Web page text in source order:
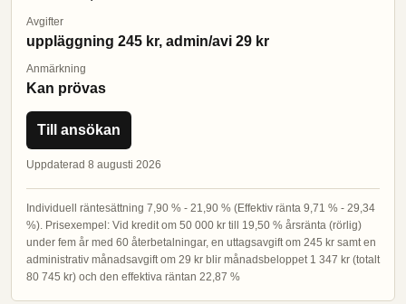
Avgifter
uppläggning 245 kr, admin/avi 29 kr
Anmärkning
Kan prövas
Till ansökan
Uppdaterad 8 augusti 2026
Individuell räntesättning 7,90 % - 21,90 % (Effektiv ränta 9,71 % - 29,34
%). Prisexempel: Vid kredit om 50 000 kr till 19,50 % årsränta (rörlig)
under fem år med 60 återbetalningar, en uttagsavgift om 245 kr samt en
administrativ månadsavgift om 29 kr blir månadsbeloppet 1 347 kr (totalt
80 745 kr) och den effektiva räntan 22,87 %